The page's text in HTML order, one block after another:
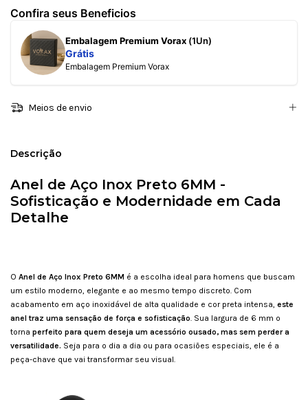
Confira seus Beneficios
Embalagem Premium Vorax (1Un)
Grátis
Embalagem Premium Vorax
Meios de envio
Descrição
Anel de Aço Inox Preto 6MM -
Sofisticação e Modernidade em Cada
Detalhe
O Anel de Aço Inox Preto 6MM é a escolha ideal para homens que buscam
um estilo moderno, elegante e ao mesmo tempo discreto. Com
acabamento em aço inoxidável de alta qualidade e cor preta intensa, este
anel traz uma sensação de força e sofisticação . Sua largura de 6 mm o
torna perfeito para quem deseja um acessório ousado, mas sem perder a
versatilidade. Seja para o dia a dia ou para ocasiões especiais, ele é a
peça-chave que vai transformar seu visual.